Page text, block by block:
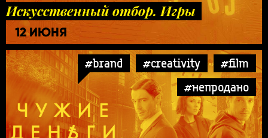
Искусственный отбор. Игры
12 ИЮНЯ
#brand #creativity
#film
#непродано